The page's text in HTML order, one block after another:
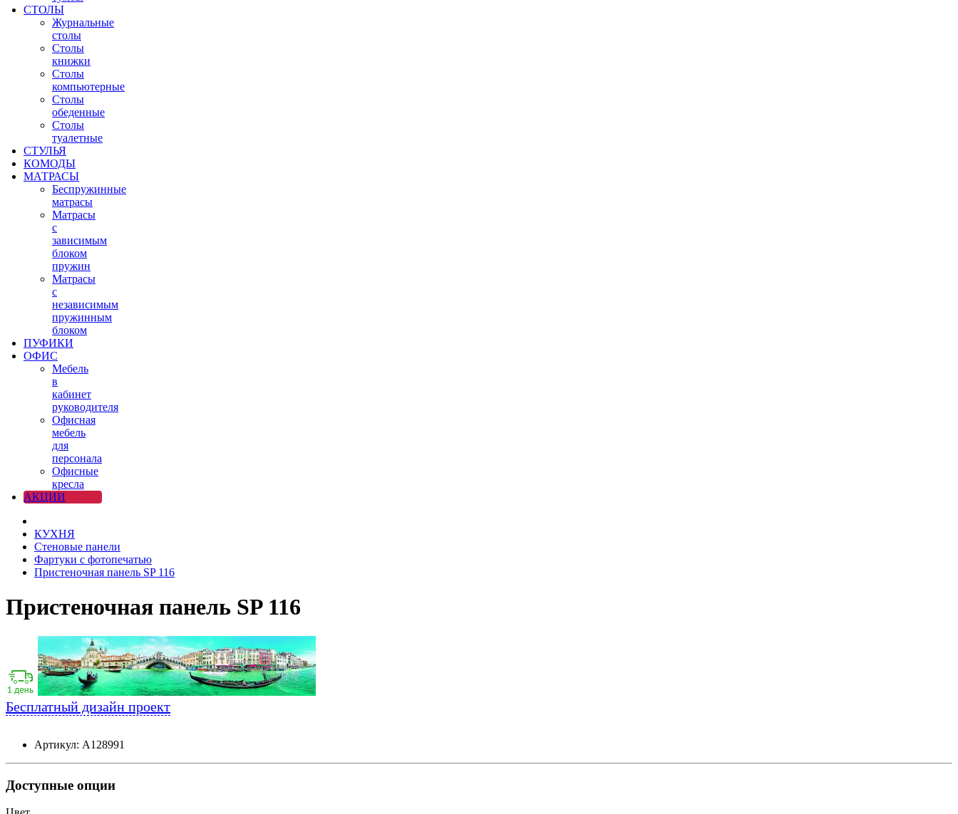
СТОЛЫ
Журнальные
столы
Столы
книжки
Столы
компьютерные
Столы
обеденные
Столы
туалетные
СТУЛЬЯ
КОМОДЫ
МАТРАСЫ
Беспружинные
матрасы
Матрасы
с
зависимым
блоком
пружин
Матрасы
с
независимым
пружинным
блоком
ПУФИКИ
ОФИС
Мебель
в
кабинет
руководителя
Офисная
мебель
для
персонала
Офисные
кресла
АКЦИИ
КУХНЯ
Стеновые панели
Фартуки с фотопечатью
Пристеночная панель SP 116
Пристеночная панель SP 116
Бесплатный дизайн проект
Артикул: А128991
Доступные опции